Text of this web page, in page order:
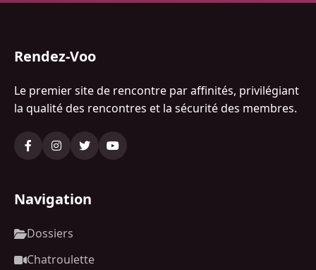
Rendez-Voo
Le premier site de rencontre par affinités, privilégiant
la qualité des rencontres et la sécurité des membres.
Navigation
Dossiers
Chatroulette